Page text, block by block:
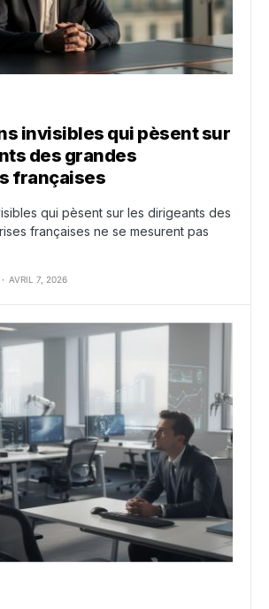
invisibles qui pèsent sur
des grandes
françaises
qui pèsent sur les dirigeants des
françaises ne se mesurent pas
AVRIL 7, 2026